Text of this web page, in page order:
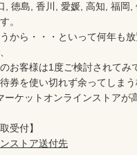
, 徳島, 香川, 愛媛, 高知, 福岡
。
うから・・・といって何年も
お客様は1度ご検討されてみ
待券を使い切れず余ってしま
ーケットオンラインストアが
ストア送付先